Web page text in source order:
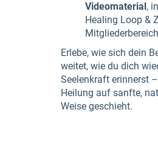
Videomaterial,
Healing Loop &
Mitgliederbereich
Erlebe, wie sich dein
weitet, wie du dich
Seelenkraft erinnerst
Heilung auf sanfte,
Weise geschieht.